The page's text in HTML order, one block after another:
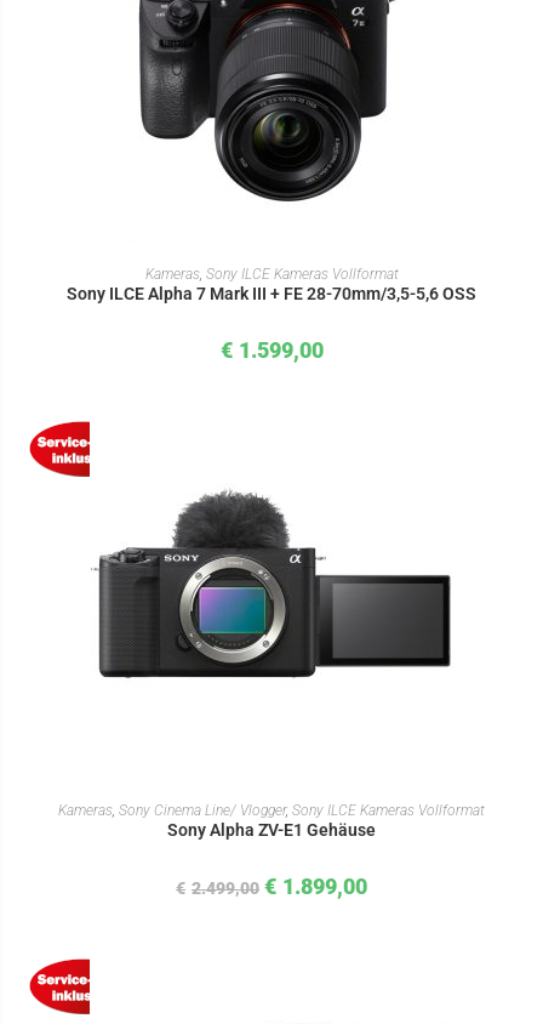
IN DEN WARENKORB
Kameras, Sony ILCE Kameras Vollformat
Sony ILCE Alpha 7 Mark III + FE 28-70mm/3,5-5,6 OSS
€ 1.599,00
IN DEN WARENKORB
Kameras, Sony Cinema Line/ Vlogger, Sony ILCE Kameras Vollformat
Sony Alpha ZV-E1 Gehäuse
€ 2.499,00 € 1.899,00